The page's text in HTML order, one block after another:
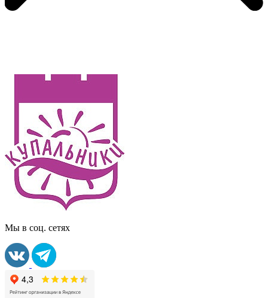
Мы в соц. сетях